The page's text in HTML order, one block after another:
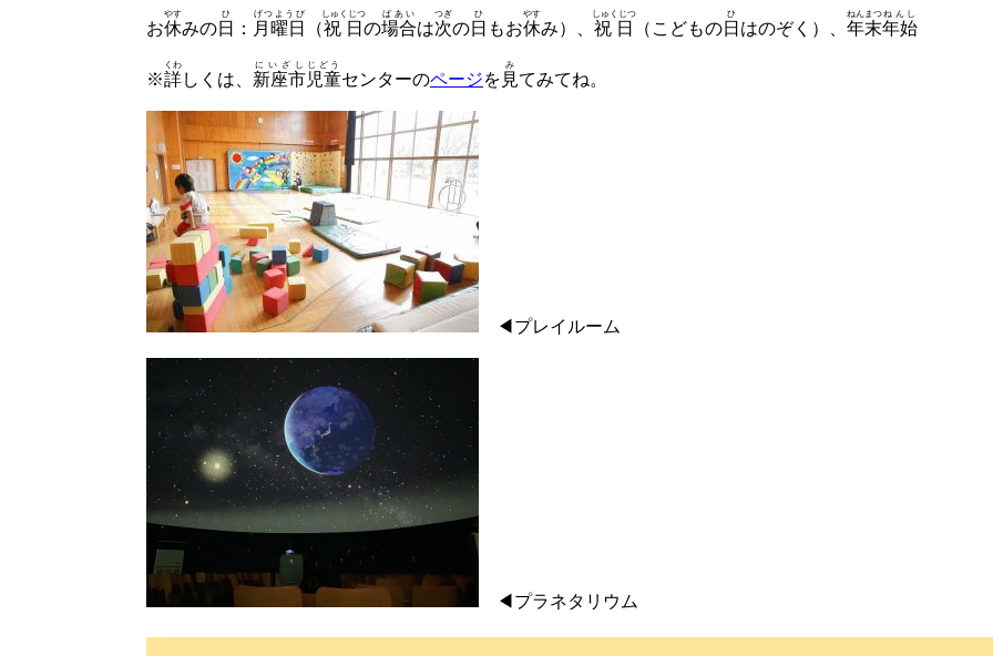
お休
やす
みの日
ひ
： 月曜日
げつようび
（祝日
しゅくじつ
の場合
ばあい
は次
つぎ
の日
ひ
もお休
やす
み）、 祝日
しゅくじつ
（こどもの日
ひ
はのぞく）、 年末
ねんまつ
年始
ねんし
※詳
くわ
しくは、 新座市
にいざし
児童
じどう
センターのページを 見
み
てみてね。
◀プレイルーム
◀プラネタリウム